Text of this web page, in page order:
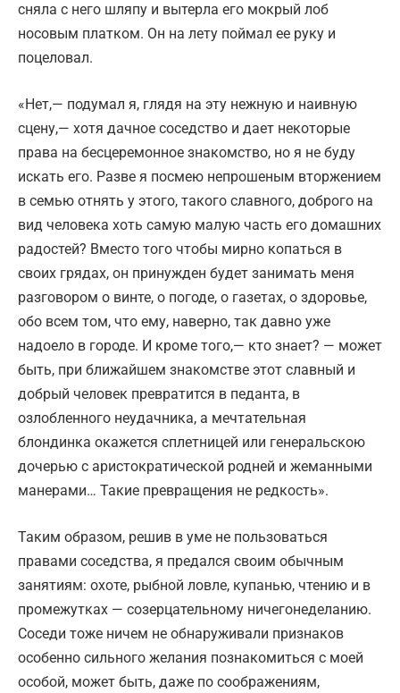
сняла с него шляпу и вытерла его мокрый лоб
носовым платком. Он на лету поймал ее руку и
поцеловал.
«Нет,— подумал я, глядя на эту нежную и наивную
сцену,— хотя дачное соседство и дает некоторые
права на бесцеремонное знакомство, но я не буду
искать его. Разве я посмею непрошеным вторжением
в семью отнять у этого, такого славного, доброго на
вид человека хоть самую малую часть его домашних
радостей? Вместо того чтобы мирно копаться в
своих грядах, он принужден будет занимать меня
разговором о винте, о погоде, о газетах, о здоровье,
обо всем том, что ему, наверно, так давно уже
надоело в городе. И кроме того,— кто знает? — может
быть, при ближайшем знакомстве этот славный и
добрый человек превратится в педанта, в
озлобленного неудачника, а мечтательная
блондинка окажется сплетницей или генеральскою
дочерью с аристократической родней и жеманными
манерами… Такие превращения не редкость».
Таким образом, решив в уме не пользоваться
правами соседства, я предался своим обычным
занятиям: охоте, рыбной ловле, купанью, чтению и в
промежутках — со­зерцательному ничегонеделанию.
Соседи тоже ничем не обнаруживали признаков
особенно сильного желания познакомиться с моей
особой, может быть, даже по со­ображениям,